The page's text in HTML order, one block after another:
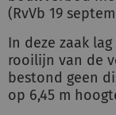
(RvVb 19
In deze zaak
rooilijn van de
bestond geen
op 6,45 m